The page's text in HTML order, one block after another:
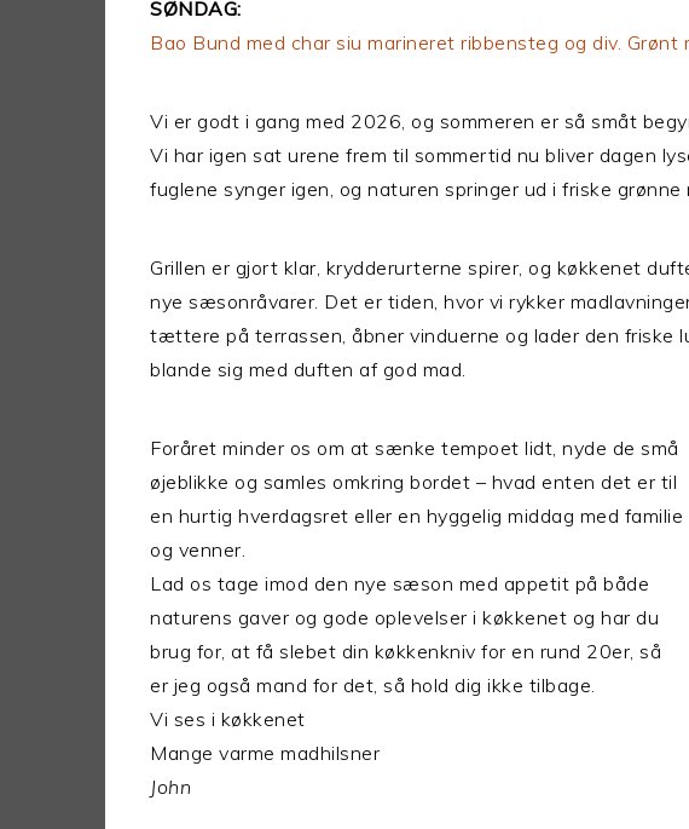
SØNDAG:
Bao Bund med char siu marineret ribbensteg og div.
Vi er godt i gang med 2026, og sommeren er så småt
Vi har igen sat urene frem til sommertid nu bliver dagen
fuglene synger igen, og naturen springer ud i friske grønne
Grillen er gjort klar, krydderurterne spirer, og køkkenet
nye sæsonråvarer. Det er tiden, hvor vi rykker
tættere på terrassen, åbner vinduerne og lader den friske
blande sig med duften af god mad.
Foråret minder os om at sænke tempoet lidt, nyde de små
øjeblikke og samles omkring bordet – hvad enten det er til
en hurtig hverdagsret eller en hyggelig middag med familie
og venner.
Lad os tage imod den nye sæson med appetit på både
naturens gaver og gode oplevelser i køkkenet og har du
brug for, at få slebet din køkkenkniv for en rund 20er, så
er jeg også mand for det, så hold dig ikke tilbage.
Vi ses i køkkenet
Mange varme madhilsner
John